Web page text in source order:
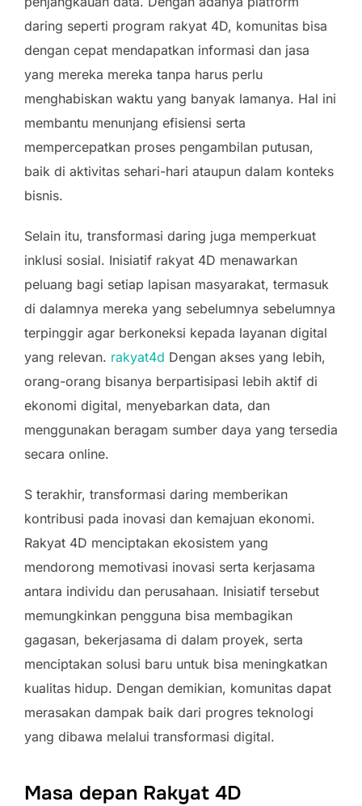
daring seperti program rakyat 4D, komunitas bisa
dengan cepat mendapatkan informasi dan jasa
yang mereka mereka tanpa harus perlu
menghabiskan waktu yang banyak lamanya. Hal ini
membantu menunjang efisiensi serta
mempercepatkan proses pengambilan putusan,
baik di aktivitas sehari-hari ataupun dalam konteks
bisnis.
Selain itu, transformasi daring juga memperkuat
inklusi sosial. Inisiatif rakyat 4D menawarkan
peluang bagi setiap lapisan masyarakat, termasuk
di dalamnya mereka yang sebelumnya sebelumnya
terpinggir agar berkoneksi kepada layanan digital
yang relevan. rakyat4d Dengan akses yang lebih,
orang-orang bisanya berpartisipasi lebih aktif di
ekonomi digital, menyebarkan data, dan
menggunakan beragam sumber daya yang tersedia
secara online.
S terakhir, transformasi daring memberikan
kontribusi pada inovasi dan kemajuan ekonomi.
Rakyat 4D menciptakan ekosistem yang
mendorong memotivasi inovasi serta kerjasama
antara individu dan perusahaan. Inisiatif tersebut
memungkinkan pengguna bisa membagikan
gagasan, bekerjasama di dalam proyek, serta
menciptakan solusi baru untuk bisa meningkatkan
kualitas hidup. Dengan demikian, komunitas dapat
merasakan dampak baik dari progres teknologi
yang dibawa melalui transformasi digital.
Masa depan Rakyat 4D